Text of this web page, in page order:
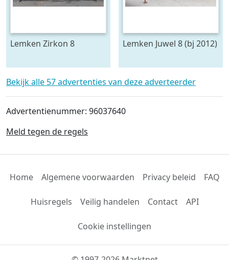
Lemken Zirkon 8 Lemken Juwel 8 (bj 2012)
Bekijk alle 57 advertenties van deze adverteerder
Advertentienummer: 96037640
Meld tegen de regels
Home Algemene voorwaarden Privacy beleid FAQ
Huisregels Veilig handelen Contact API
Cookie instellingen